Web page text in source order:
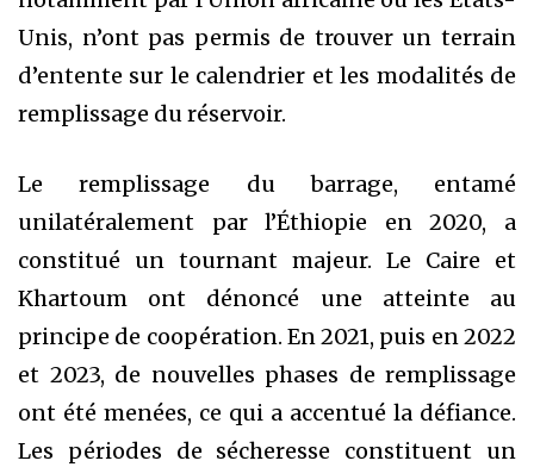
Unis, n’ont pas permis de trouver un terrain
d’entente sur le calendrier et les modalités de
remplissage du réservoir.
Le remplissage du barrage, entamé
unilatéralement par l’Éthiopie en 2020, a
constitué un tournant majeur. Le Caire et
Khartoum ont dénoncé une atteinte au
principe de coopération. En 2021, puis en 2022
et 2023, de nouvelles phases de remplissage
ont été menées, ce qui a accentué la défiance.
Les périodes de sécheresse constituent un